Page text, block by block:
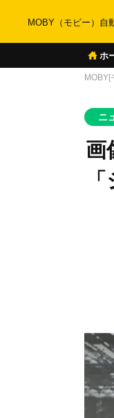
MOBY（モビー）自
ホ
MOBY[
ニ
画